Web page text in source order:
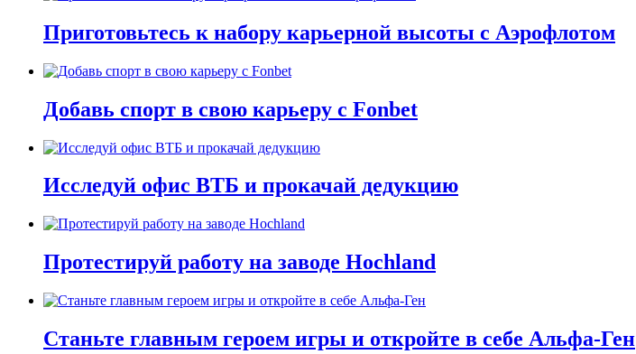
Приготовьтесь к набору карьерной высоты с Аэрофлотом
Добавь спорт в свою карьеру с Fonbet
Исследуй офис ВТБ и прокачай дедукцию
Протестируй работу на заводе Hochland
Станьте главным героем игры и откройте в себе Альфа-Ген